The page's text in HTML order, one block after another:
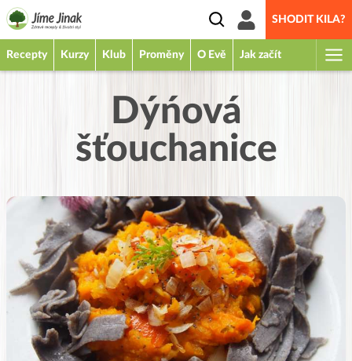
SHODIT KILA?
Recepty Kurzy Klub Proměny O Evě Jak začít
Dýńová
šťouchanice